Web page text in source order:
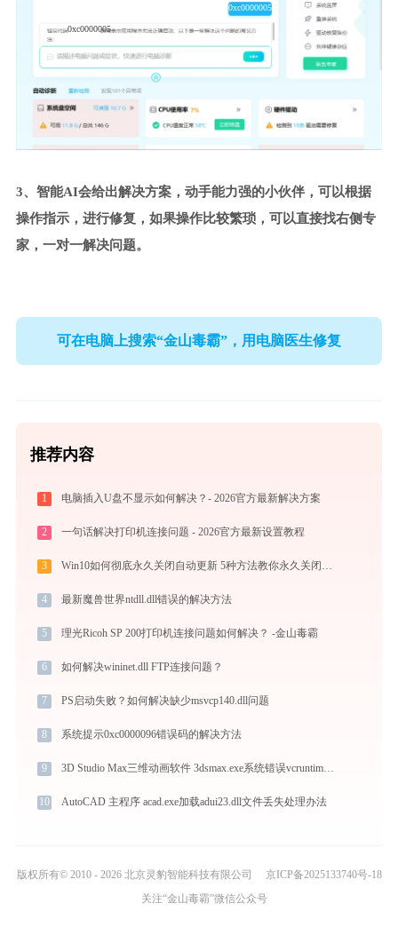
0xc0000005
0xc0000005
3、智能AI会给出解决方案，动手能力强的小伙伴，可以根据
操作指示，进行修复，如果操作比较繁琐，可以直接找右侧专
家，一对一解决问题。
可在电脑上搜索“金山毒霸”，用电脑医生修复
推荐内容
1 电脑插入U盘不显示如何解决？- 2026官方最新解决方案
2 一句话解决打印机连接问题 - 2026官方最新设置教程
3 Win10如何彻底永久关闭自动更新 5种方法教你永久关闭win10自动更新
4 最新魔兽世界ntdll.dll错误的解决方法
5 理光Ricoh SP 200打印机连接问题如何解决？ -金山毒霸
6 如何解决wininet.dll FTP连接问题？
7 PS启动失败？如何解决缺少msvcp140.dll问题
8 系统提示0xc0000096错误码的解决方法
9 3D Studio Max三维动画软件 3dsmax.exe系统错误vcruntime140_1.dll丢失如何解决
10 AutoCAD 主程序 acad.exe加载adui23.dll文件丢失处理办法
版权所有© 2010 - 2026 北京灵豹智能科技有限公司
京ICP备2025133740号-18
关注“金山毒霸”微信公众号